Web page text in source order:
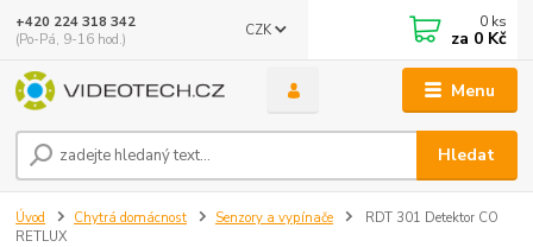
Menu
CZK
Hledat
+420 224 318 342
(Po-Pá, 9-16 hod.)
0 ks
za 0 Kč
Úvod Chytrá domácnost Senzory a vypínače
RDT 301 Detektor CO
RETLUX